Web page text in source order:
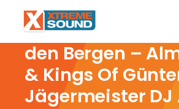
Ich war noch
den Bergen –
& Kings Of
Jägermeister DJ